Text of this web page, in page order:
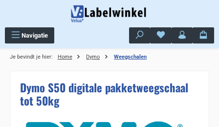
Navigatie Je hebt 0 items op
Je bevindt je hier: Home Dymo Weegschalen
Dymo S50 digitale pakketweegschaal
tot 50kg